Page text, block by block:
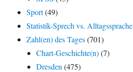
Sport(49)
Statistik-Sprech vs. Alltagssprache
Zahl(en) des Tages(701)
Chart-Geschichte(n)(7)
Dresden (475)